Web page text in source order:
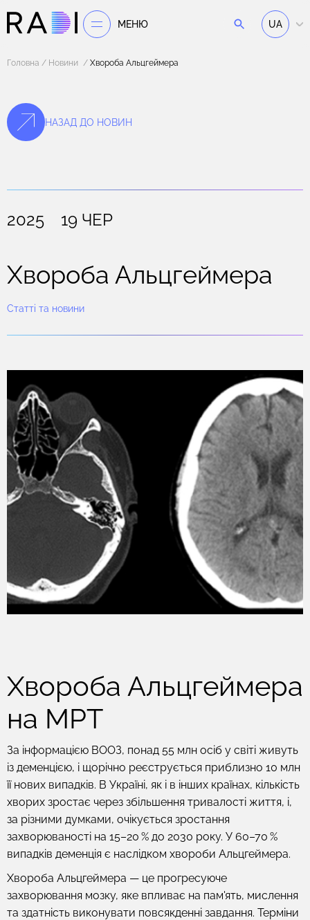
МЕНЮ UA
Головна Новини Хвороба Альцгеймера
НАЗАД ДО НОВИН
2025 19 ЧЕР
Хвороба Альцгеймера
Статті та новини
Хвороба Альцгеймера
на МРТ
За інформацією ВООЗ, понад 55 млн осіб у світі живуть
із деменцією, і щорічно реєструється приблизно 10 млн
її нових випадків. В Україні, як і в інших країнах, кількість
хворих зростає через збільшення тривалості життя, і,
за різними думками, очікується зростання
захворюваності на 15–20 % до 2030 року. У 60–70 %
випадків деменція є наслідком хвороби Альцгеймера.
Хвороба Альцгеймера — це прогресуюче
захворювання мозку, яке впливає на пам'ять, мислення
та здатність виконувати повсякденні завдання. Терміни